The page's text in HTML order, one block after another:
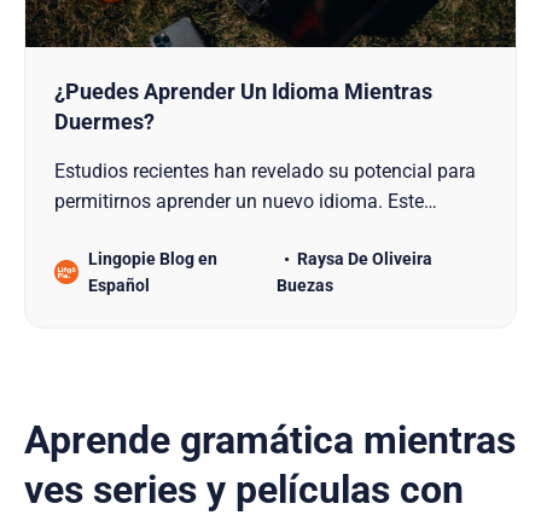
¿Puedes Aprender Un Idioma Mientras
Duermes?
Estudios recientes han revelado su potencial para
permitirnos aprender un nuevo idioma. Este
¿puedes aprender un idioma mientras duermes?
este artículo examinará la ciencia detrás de ello y
Lingopie Blog en
Español
Raysa De Oliveira
Buezas
Aprende gramática mientras
ves series y películas con